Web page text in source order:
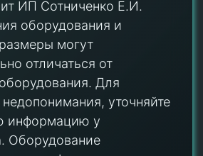
ИП Сотниченко Е.И.
оборудования и
могут
отличаться от
Для
уточняйте
информацию у
Оборудование